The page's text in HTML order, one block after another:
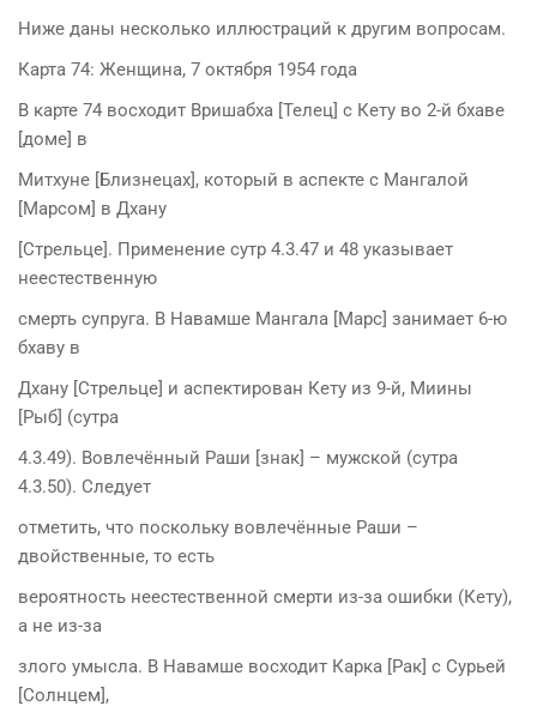
Ниже даны несколько иллюстраций к другим вопросам.
Карта 74: Женщина, 7 октября 1954 года
В карте 74 восходит Вришабха [Телец] с Кету во 2-й бхаве
[доме] в
Митхуне [Близнецах], который в аспекте с Мангалой
[Марсом] в Дхану
[Стрельце]. Применение сутр 4.3.47 и 48 указывает
неестественную
смерть супруга. В Навамше Мангала [Марс] занимает 6-ю
бхаву в
Дхану [Стрельце] и аспектирован Кету из 9-й, Миины
[Рыб] (сутра
4.3.49). Вовлечённый Раши [знак] – мужской (сутра
4.3.50). Следует
отметить, что поскольку вовлечённые Раши –
двойственные, то есть
вероятность неестественной смерти из-за ошибки (Кету),
а не из-за
злого умысла. В Навамше восходит Карка [Рак] с Сурьей
[Солнцем],